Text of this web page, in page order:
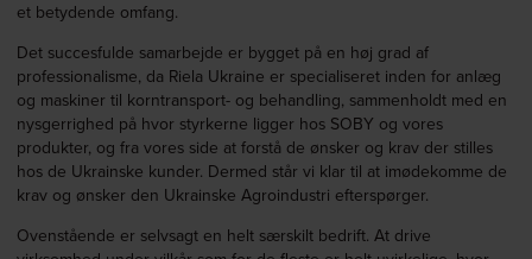
et betydende omfang.
Det succesfulde samarbejde er bygget på en høj grad af
professionalisme, da Riela Ukraine er specialiseret inden for anlæg
og maskiner til korntransport- og behandling, sammenholdt med en
nysgerrighed på hvor styrkerne ligger hos SOBY og vores
produkter, og fra vores side at forstå de ønsker og krav der stilles
hos de Ukrainske kunder. Dermed står vi klar til at imødekomme de
krav og ønsker den Ukrainske Agroindustri efterspørger.
Ovenstående er selvsagt en helt særskilt bedrift. At drive